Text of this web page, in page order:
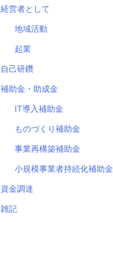
経営者として
地域活動
起業
自己研鑽
補助金・助成金
IT導入補助金
ものづくり補助金
事業再構築補助金
小規模事業者持続化補助金
資金調達
雑記